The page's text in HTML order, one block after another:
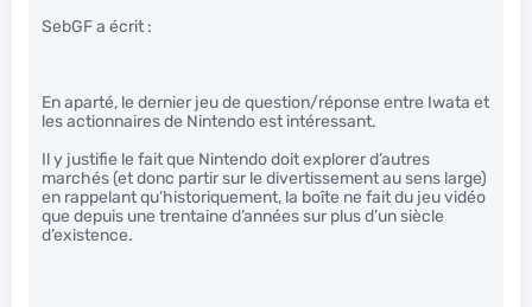
SebGF a écrit :
En aparté, le dernier jeu de question/réponse entre Iwata et
les actionnaires de Nintendo est intéressant.
Il y justifie le fait que Nintendo doit explorer d’autres
marchés (et donc partir sur le divertissement au sens large)
en rappelant qu’historiquement, la boîte ne fait du jeu vidéo
que depuis une trentaine d’années sur plus d’un siècle
d’existence.